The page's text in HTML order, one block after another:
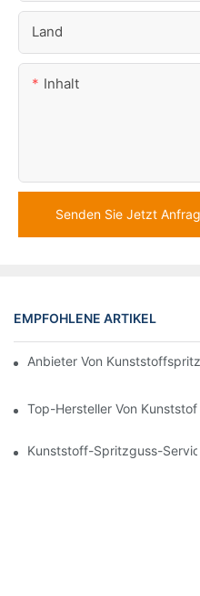
Land
Inhalt
Senden Sie Jetzt
EMPFOHLENE ARTIKEL
Anbieter Von
Top-Hersteller Von
Kunststoff-Spritzguss-